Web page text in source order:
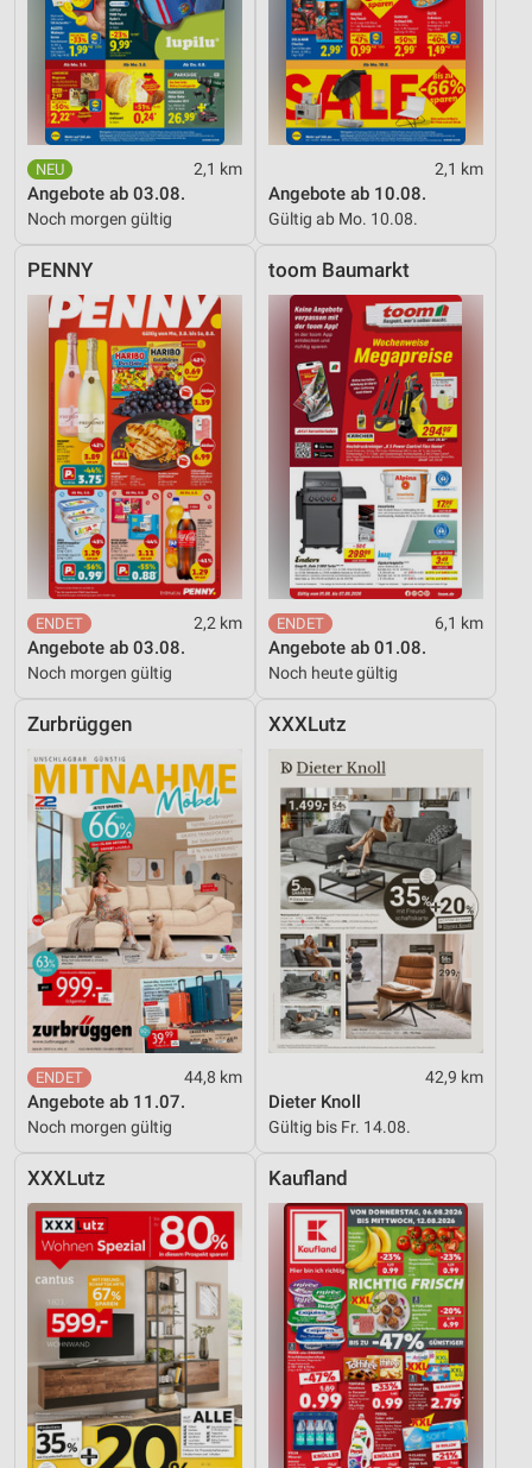
2,1 km
Angebote ab 03.08.
Noch morgen gültig
2,1 km
Angebote ab 10.08.
Gültig ab Mo. 10.08.
PENNY
2,2 km
Angebote ab 03.08.
Noch morgen gültig
toom Baumarkt
6,1 km
Angebote ab 01.08.
Noch heute gültig
Zurbrüggen
44,8 km
Angebote ab 11.07.
Noch morgen gültig
XXXLutz
42,9 km
Dieter Knoll
Gültig bis Fr. 14.08.
XXXLutz Kaufland